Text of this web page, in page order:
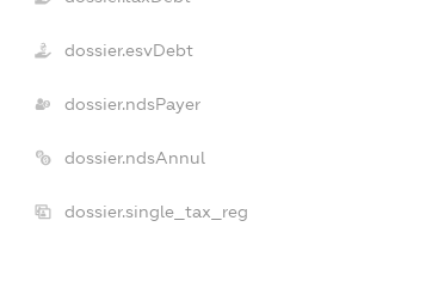
dossier.esvDebt
dossier.ndsPayer
dossier.ndsAnnul
dossier.single_tax_reg